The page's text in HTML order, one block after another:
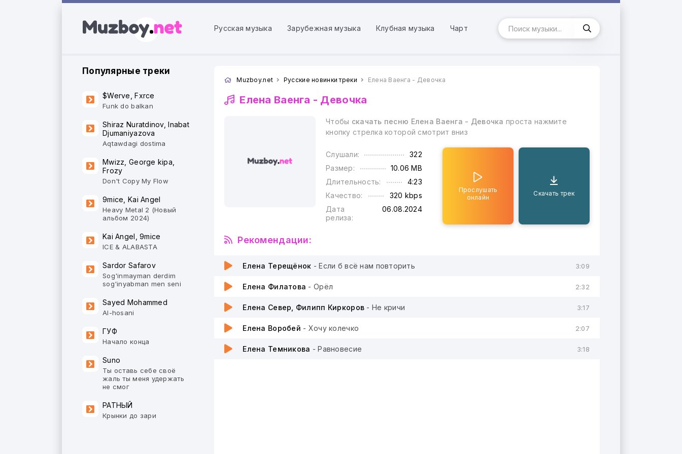
Русская музыка Зарубежная музыка Клубная музыка Чарт
Muzboy.net Русские новинки треки Елена Ваенга - Девочка
Елена Ваенга - Девочка
Чтобы скачать песню Елена Ваенга - Девочка проста нажмите
кнопку стрелка которой смотрит вниз
Слушали:
322
Размер:
10.06 MB
Длительность:
4:23
Качество:
320 kbps
Дата
релиза:
06.08.2024
Прослушать
онлайн
Скачать трек
Рекомендации:
Елена Терещëнок - Если б всë нам повторить 3:09
Елена Филатова - Орёл 2:32
Елена Север, Филипп Киркоров - Не кричи 3:17
Елена Воробей - Хочу колечко 2:07
Елена Темникова - Равновесие 3:18
Популярные треки
$Werve, Fxrce
Funk do balkan
Shiraz Nuratdinov, Inabat
Djumaniyazova
Aqtawdagi dostima
Mwizz, George kipa,
Frozy
Don't Copy My Flow
9mice, Kai Angel
Heavy Metal 2 (Новый
альбом 2024)
Kai Angel, 9mice
ICE & ALABASTA
Sardor Safarov
Sog'inmayman derdim
sog'inyabman men seni
Sayed Mohammed
Al-hosani
ГУФ
Начало конца
Suno
Ты оставь себе своё
жаль ты меня удержать
не смог
РАТНЫЙ
Крынки до зари